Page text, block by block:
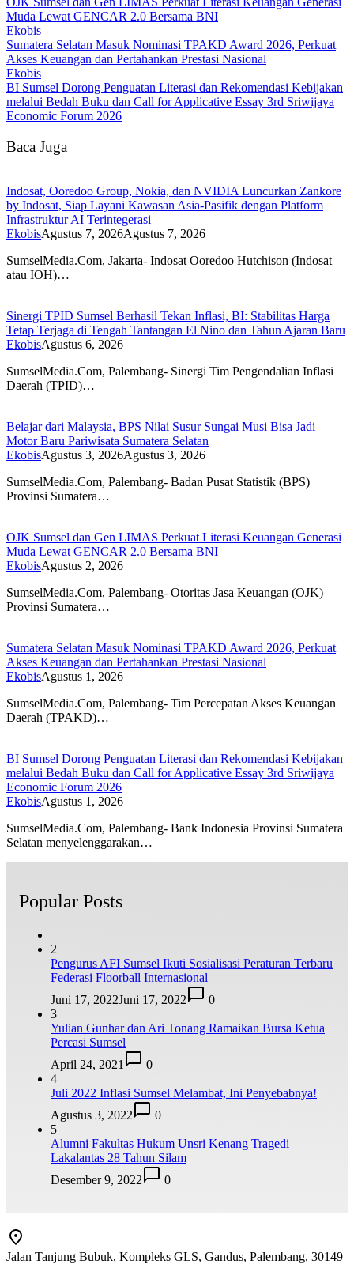
Muda Lewat GENCAR 2.0 Bersama BNI
Ekobis
Sumatera Selatan Masuk Nominasi TPAKD Award 2026, Perkuat
Akses Keuangan dan Pertahankan Prestasi Nasional
Ekobis
BI Sumsel Dorong Penguatan Literasi dan Rekomendasi Kebijakan
melalui Bedah Buku dan Call for Applicative Essay 3rd Sriwijaya
Economic Forum 2026
Baca Juga
Indosat, Ooredoo Group, Nokia, dan NVIDIA Luncurkan Zankore
by Indosat, Siap Layani Kawasan Asia-Pasifik dengan Platform
Infrastruktur AI Terintegerasi
EkobisAgustus 7, 2026Agustus 7, 2026
SumselMedia.Com, Jakarta- Indosat Ooredoo Hutchison (Indosat
atau IOH)…
Sinergi TPID Sumsel Berhasil Tekan Inflasi, BI: Stabilitas Harga
Tetap Terjaga di Tengah Tantangan El Nino dan Tahun Ajaran Baru
EkobisAgustus 6, 2026
SumselMedia.Com, Palembang- Sinergi Tim Pengendalian Inflasi
Daerah (TPID)…
Belajar dari Malaysia, BPS Nilai Susur Sungai Musi Bisa Jadi
Motor Baru Pariwisata Sumatera Selatan
EkobisAgustus 3, 2026Agustus 3, 2026
SumselMedia.Com, Palembang- Badan Pusat Statistik (BPS)
Provinsi Sumatera…
OJK Sumsel dan Gen LIMAS Perkuat Literasi Keuangan Generasi
Muda Lewat GENCAR 2.0 Bersama BNI
EkobisAgustus 2, 2026
SumselMedia.Com, Palembang- Otoritas Jasa Keuangan (OJK)
Provinsi Sumatera…
Sumatera Selatan Masuk Nominasi TPAKD Award 2026, Perkuat
Akses Keuangan dan Pertahankan Prestasi Nasional
EkobisAgustus 1, 2026
SumselMedia.Com, Palembang- Tim Percepatan Akses Keuangan
Daerah (TPAKD)…
BI Sumsel Dorong Penguatan Literasi dan Rekomendasi Kebijakan
melalui Bedah Buku dan Call for Applicative Essay 3rd Sriwijaya
Economic Forum 2026
EkobisAgustus 1, 2026
SumselMedia.Com, Palembang- Bank Indonesia Provinsi Sumatera
Selatan menyelenggarakan…
Popular Posts
2
Pengurus AFI Sumsel Ikuti Sosialisasi Peraturan Terbaru
Federasi Floorball Internasional
Juni 17, 2022Juni 17, 2022
0
3
Yulian Gunhar dan Ari Tonang Ramaikan Bursa Ketua
Percasi Sumsel
April 24, 2021
0
4
Juli 2022 Inflasi Sumsel Melambat, Ini Penyebabnya!
Agustus 3, 2022
0
5
Alumni Fakultas Hukum Unsri Kenang Tragedi
Lakalantas 28 Tahun Silam
Desember 9, 2022
0
Jalan Tanjung Bubuk, Kompleks GLS, Gandus, Palembang, 30149